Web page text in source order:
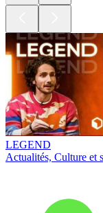
LEGEND
Actualités, Culture et